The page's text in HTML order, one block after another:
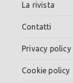
La rivista
Contatti
Privacy policy
Cookie policy